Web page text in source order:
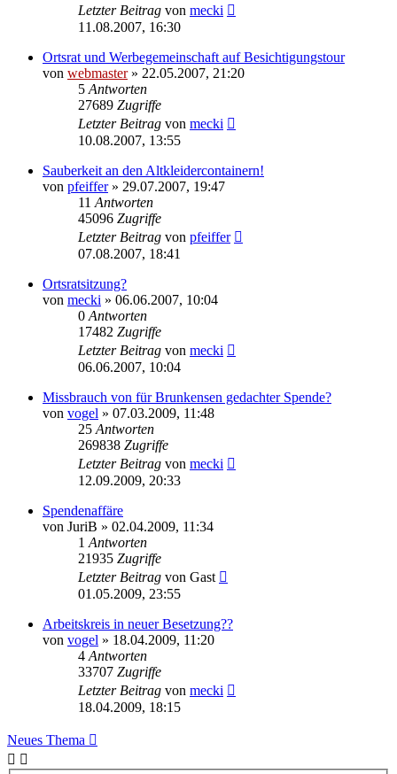
Letzter Beitrag von mecki
11.08.2007, 16:30
Ortsrat und Werbegemeinschaft auf Besichtigungstour
von webmaster» 22.05.2007, 21:20
5 Antworten
27689 Zugriffe
Letzter Beitrag von mecki
10.08.2007, 13:55
Sauberkeit an den Altkleidercontainern!
von pfeiffer» 29.07.2007, 19:47
11 Antworten
45096 Zugriffe
Letzter Beitrag von pfeiffer
07.08.2007, 18:41
Ortsratsitzung?
von mecki » 06.06.2007, 10:04
0 Antworten
17482 Zugriffe
Letzter Beitrag von mecki
06.06.2007, 10:04
Missbrauch von für Brunkensen gedachter Spende?
von vogel » 07.03.2009, 11:48
25 Antworten
269838 Zugriffe
Letzter Beitrag von mecki
12.09.2009, 20:33
Spendenaffäre
von JuriB » 02.04.2009, 11:34
1 Antworten
21935 Zugriffe
Letzter Beitrag von Gast
01.05.2009, 23:55
Arbeitskreis in neuer Besetzung??
von vogel » 18.04.2009, 11:20
4 Antworten
33707 Zugriffe
Letzter Beitrag von mecki
18.04.2009, 18:15
Neues Thema